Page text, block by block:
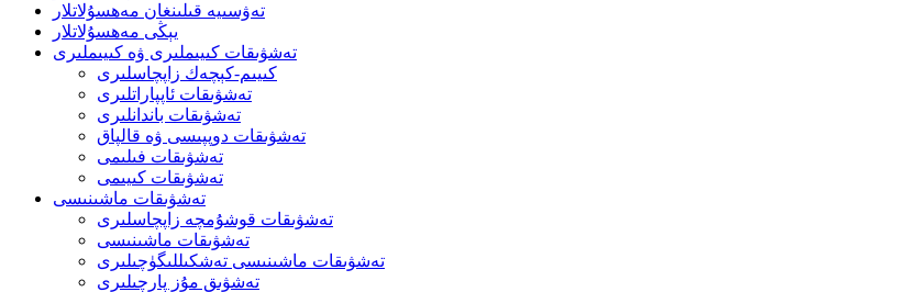
تەۋسىيە قىلىنغان مەھسۇلاتلار
يېڭى مەھسۇلاتلار
تەشۋىقات كىيىملىرى ۋە كىيىملىرى
كىيىم-كېچەك زاپچاسلىرى
تەشۋىقات ئاپپاراتلىرى
تەشۋىقات باندانلىرى
تەشۋىقات دوپپىسى ۋە قالپاق
تەشۋىقات فىلىمى
تەشۋىقات كىيىمى
تەشۋىقات ماشىنىسى
تەشۋىقات قوشۇمچە زاپچاسلىرى
تەشۋىقات ماشىنىسى
تەشۋىقات ماشىنىسى تەشكىللىگۈچىلىرى
تەشۋىق مۇز پارچىلىرى